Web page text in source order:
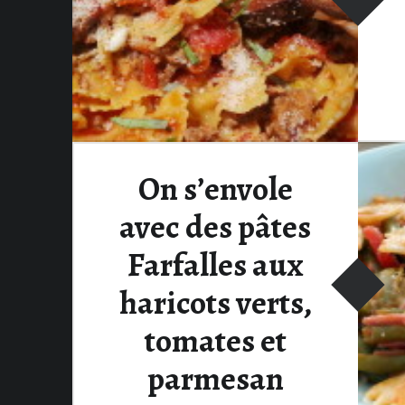
On s’envole
avec des pâtes
Farfalles aux
haricots verts,
tomates et
parmesan